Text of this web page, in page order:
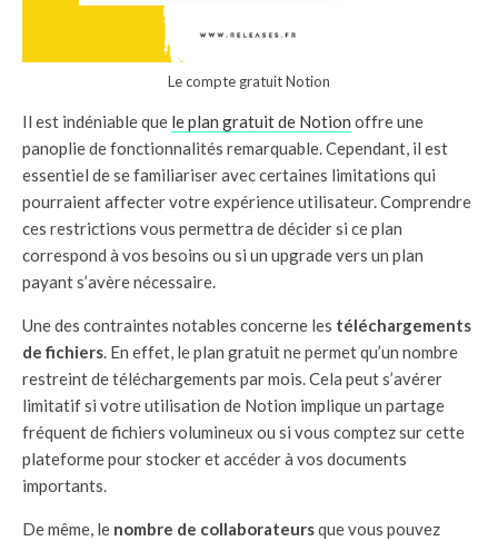
Le compte gratuit Notion
Il est indéniable que le plan gratuit de Notion offre une
panoplie de fonctionnalités remarquable. Cependant, il est
essentiel de se familiariser avec certaines limitations qui
pourraient affecter votre expérience utilisateur. Comprendre
ces restrictions vous permettra de décider si ce plan
correspond à vos besoins ou si un upgrade vers un plan
payant s’avère nécessaire.
Une des contraintes notables concerne les téléchargements
de fichiers. En effet, le plan gratuit ne permet qu’un nombre
restreint de téléchargements par mois. Cela peut s’avérer
limitatif si votre utilisation de Notion implique un partage
fréquent de fichiers volumineux ou si vous comptez sur cette
plateforme pour stocker et accéder à vos documents
importants.
De même, le nombre de collaborateursque vous pouvez